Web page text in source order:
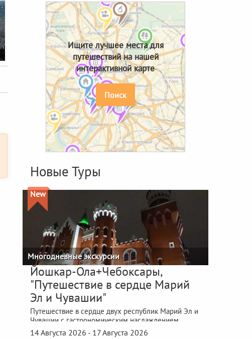
Ищите лучшее места для
путешествий на нашей
интерактивной карте
Поиск
Новые Туры
New
Многодневные экскурсии
Йошкар-Ола+Чебоксары,
"Путешествие в сердце Марий
Эл и Чувашии"
Путешествие в сердце двух республик Марий Эл и
Чувашии с гастрономическим наслаждением
фестиваля "ЙОШКА-ЕШ"
14 Августа 2026 - 17 Августа 2026